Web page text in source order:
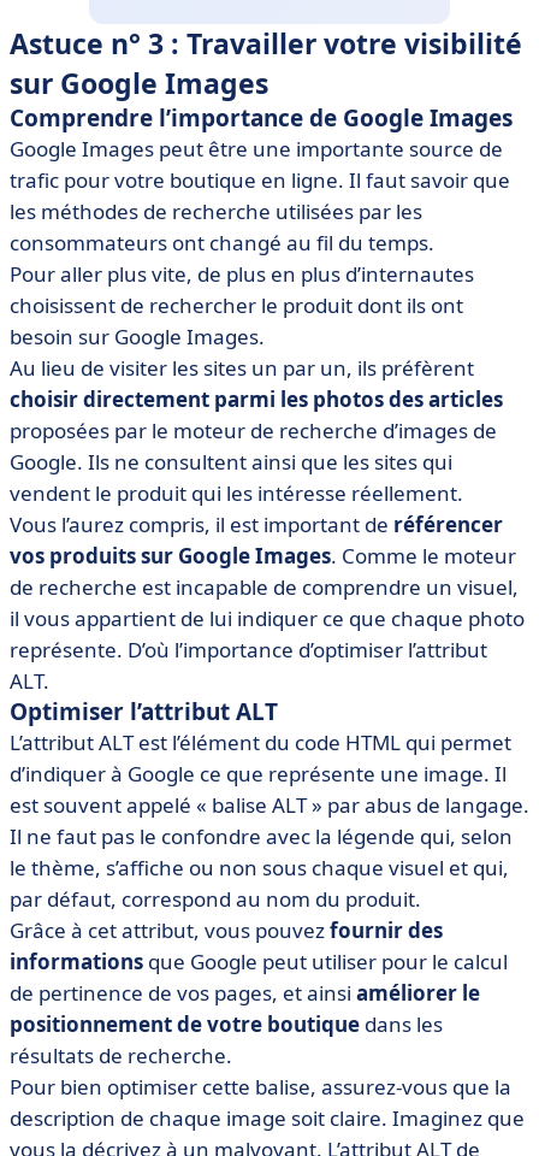
Astuce n° 3 : Travailler votre visibilité
sur Google Images
Comprendre l’importance de Google Images
Google Images peut être une importante source de
trafic pour votre boutique en ligne. Il faut savoir que
les méthodes de recherche utilisées par les
consommateurs ont changé au fil du temps.
Pour aller plus vite, de plus en plus d’internautes
choisissent de rechercher le produit dont ils ont
besoin sur Google Images.
Au lieu de visiter les sites un par un, ils préfèrent
choisir directement parmi les photos des articles
proposées par le moteur de recherche d’images de
Google. Ils ne consultent ainsi que les sites qui
vendent le produit qui les intéresse réellement.
Vous l’aurez compris, il est important de référencer
vos produits sur Google Images. Comme le moteur
de recherche est incapable de comprendre un visuel,
il vous appartient de lui indiquer ce que chaque photo
représente. D’où l’importance d’optimiser l’attribut
ALT.
Optimiser l’attribut ALT
L’attribut ALT est l’élément du code HTML qui permet
d’indiquer à Google ce que représente une image. Il
est souvent appelé « balise ALT » par abus de langage.
Il ne faut pas le confondre avec la légende qui, selon
le thème, s’affiche ou non sous chaque visuel et qui,
par défaut, correspond au nom du produit.
Grâce à cet attribut, vous pouvezfournir des
informations que Google peut utiliser pour le calcul
de pertinence de vos pages, et ainsi améliorer le
positionnement de votre boutique dans les
résultats de recherche.
Pour bien optimiser cette balise, assurez-vous que la
description de chaque image soit claire. Imaginez que
vous la décrivez à un malvoyant. L’attribut ALT de